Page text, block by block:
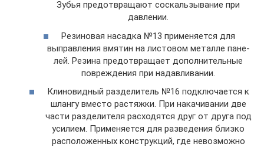
Зубья предот­вра­ща­ют соскаль­зы­ва­ние при
давлении.
Рези­но­вая насад­ка №13 при­ме­ня­ет­ся для
выправ­ле­ния вмя­тин на листо­вом метал­ле пане­
лей. Рези­на предот­вра­ща­ет допол­ни­тель­ные
повре­жде­ния при надавливании.
Кли­но­вид­ный раз­де­ли­тель №16 под­клю­ча­ет­ся к
шлан­гу вме­сто рас­тяж­ки. При нака­чи­ва­нии две
части раз­де­ли­те­ля рас­хо­дят­ся друг от дру­га под
уси­ли­ем. При­ме­ня­ет­ся для раз­ве­де­ния близ­ко
рас­по­ло­жен­ных кон­струк­ций, где невоз­мож­но